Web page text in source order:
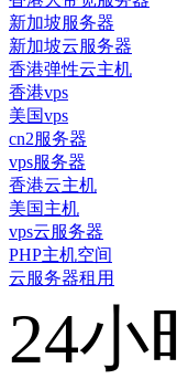
新加坡服务器
新加坡云服务器
香港弹性云主机
香港vps
美国vps
cn2服务器
vps服务器
香港云主机
美国主机
vps云服务器
PHP主机空间
云服务器租用
24小